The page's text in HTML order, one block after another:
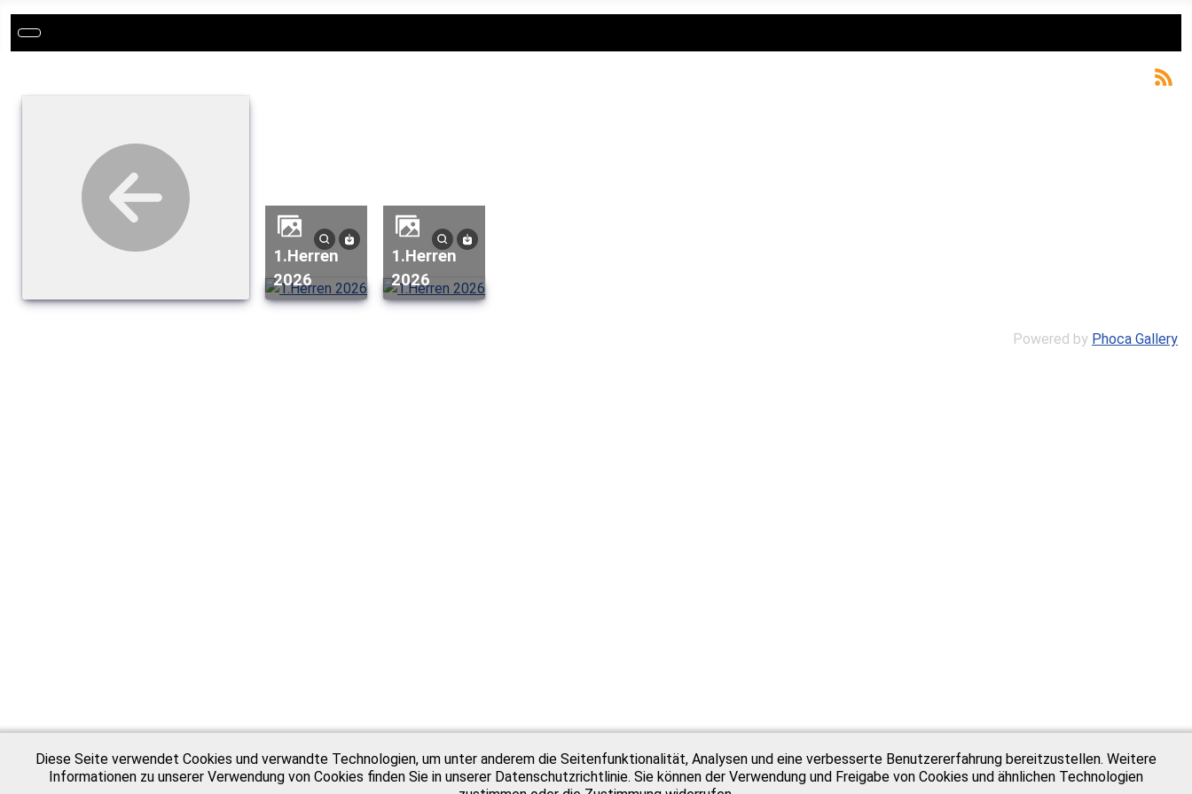
1.Herren
2026
1.Herren
2026
Powered by Phoca Gallery
Diese Seite verwendet Cookies und verwandte Technologien, um unter anderem die Seitenfunktionalität, Analysen und eine verbesserte Benutzererfahrung bereitzustellen. Weitere
Informationen zu unserer Verwendung von Cookies finden Sie in unserer Datenschutzrichtlinie. Sie können der Verwendung und Freigabe von Cookies und ähnlichen Technologien